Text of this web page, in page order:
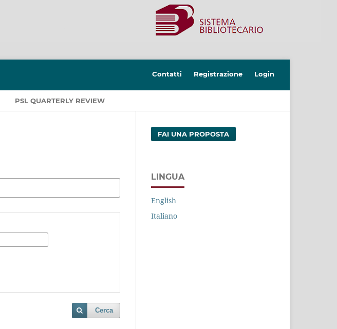
PSL QUARTERLY REVIEW
Contatti Registrazione Login
Cerca
FAI UNA PROPOSTA
LINGUA
English
Italiano